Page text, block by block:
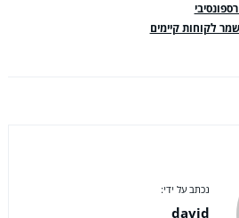
לקוחות קיימים
נכתב על ידי:
david